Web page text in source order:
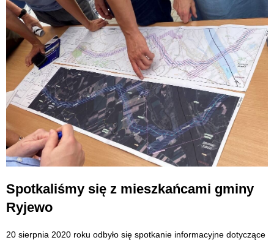
Spotkaliśmy się z mieszkańcami gminy
Ryjewo
20 sierpnia 2020 roku odbyło się spotkanie informacyjne dotyczące